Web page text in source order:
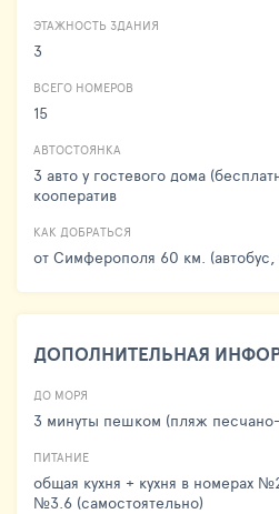
ЭТАЖНОСТЬ ЗДАНИЯ
3
ВСЕГО НОМЕРОВ
15
АВТОСТОЯНКА
3 авто у гостевого дома
кооператив
КАК ДОБРАТЬСЯ
от Симферополя 60 км. (автобус,
ДОПОЛНИТЕЛЬНАЯ
ДО МОРЯ
3 минуты пешком (пляж
ПИТАНИЕ
общая кухня + кухня в
№3.6 (самостоятельно)